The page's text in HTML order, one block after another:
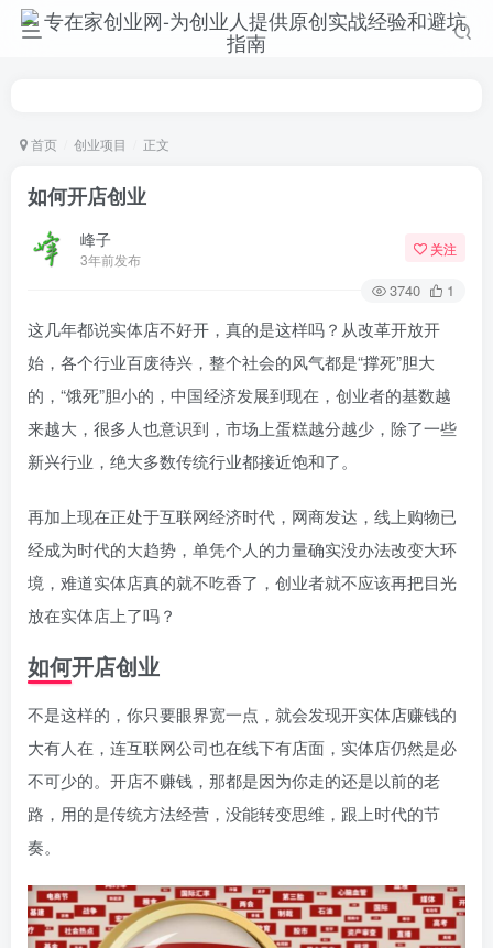
首页 创业项目 正文
如何开店创业
峰子
3年前发布
关注
3740 1
这几年都说实体店不好开，真的是这样吗？从改革开放开
始，各个行业百废待兴，整个社会的风气都是“撑死”胆大
的，“饿死”胆小的，中国经济发展到现在，创业者的基数越
来越大，很多人也意识到，市场上蛋糕越分越少，除了一些
新兴行业，绝大多数传统行业都接近饱和了。
再加上现在正处于互联网经济时代，网商发达，线上购物已
经成为时代的大趋势，单凭个人的力量确实没办法改变大环
境，难道实体店真的就不吃香了，创业者就不应该再把目光
放在实体店上了吗？
如何开店创业
不是这样的，你只要眼界宽一点，就会发现开实体店赚钱的
大有人在，连互联网公司也在线下有店面，实体店仍然是必
不可少的。开店不赚钱，那都是因为你走的还是以前的老
路，用的是传统方法经营，没能转变思维，跟上时代的节
奏。